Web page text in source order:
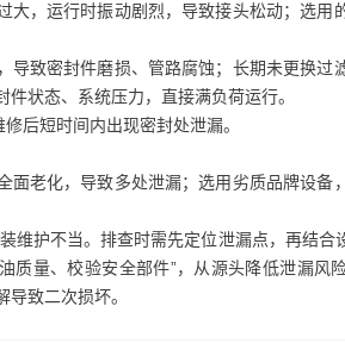
，运行时振动剧烈，导致接头松动；选用
致密封件磨损、管路腐蚀；长期未更换过
状态、系统压力，直接满负荷运行。
后短时间内出现密封处泄漏。
老化，导致多处泄漏；选用劣质品牌设备
维护不当。排查时需先定位泄漏点，再结合
量、校验安全部件”，从源头降低泄漏风
致二次损坏。